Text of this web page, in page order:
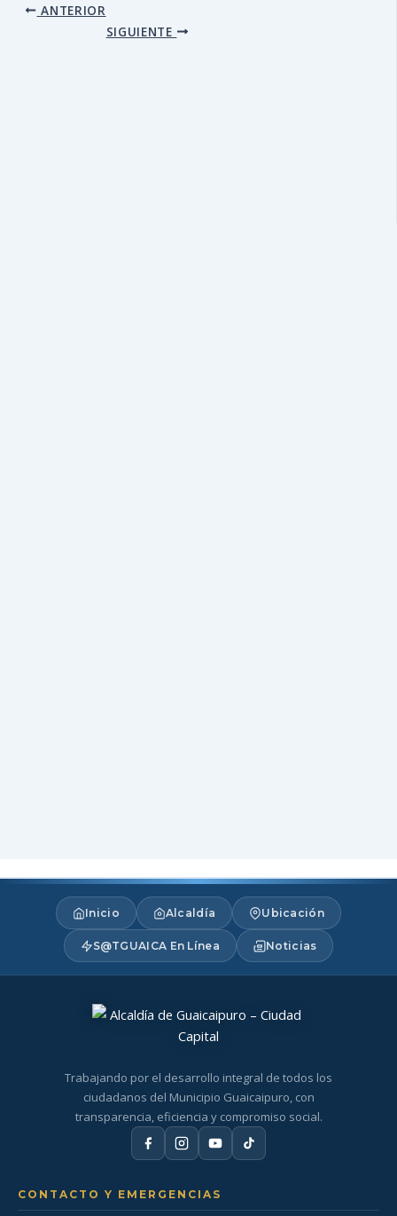
ANTERIOR
SIGUIENTE
Inicio Alcaldía Ubicación
S@TGUAICA En Línea Noticias
Trabajando por el desarrollo integral de todos los
ciudadanos del Municipio Guaicaipuro, con
transparencia, eficiencia y compromiso social.
CONTACTO Y EMERGENCIAS